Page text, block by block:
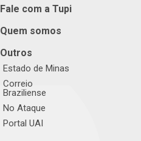
Fale com a Tupi
Quem somos
Outros
Estado de Minas
Correio
Braziliense
No Ataque
Portal UAI